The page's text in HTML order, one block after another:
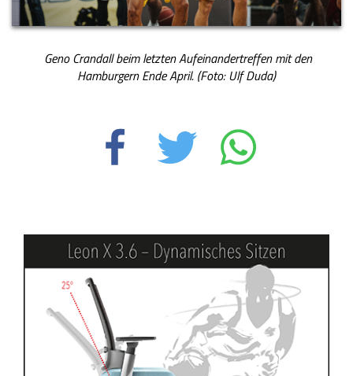
Geno Crandall beim letzten Aufeinandertreffen mit den
Hamburgern Ende April. (Foto: Ulf Duda)